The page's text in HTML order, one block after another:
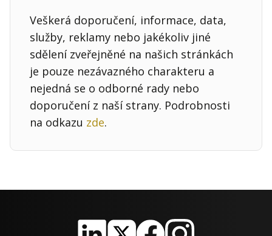
Hledaná fráze Hledat
Veškerá doporučení, informace, data,
služby, reklamy nebo jakékoliv jiné
sdělení zveřejněné na našich stránkách
je pouze nezávazného charakteru a
nejedná se o odborné rady nebo
doporučení z naší strany. Podrobnosti
na odkazu zde.